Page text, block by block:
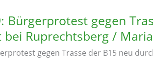
Bürgerprotest gegen
bei Ruprechtsberg /
gegen Trasse der B15 neu